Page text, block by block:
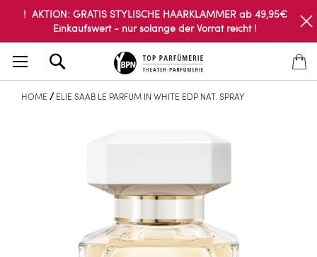
! AKTION: GRATIS STYLISCHE HAARKLAMMER ab 49,95€
Einkaufswert - nur solange der Vorrat reicht !
HOME ELIE SAAB LE PARFUM IN WHITE EDP NAT. SPRAY